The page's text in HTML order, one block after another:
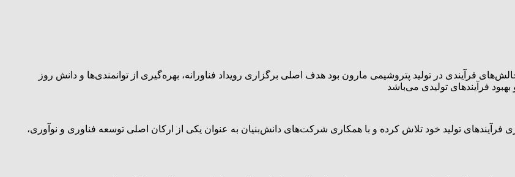
فرآیندی در تولید پتروشیمی مارون بود هدف اصلی برگزاری رویداد فناورانه، بهره‌گیری از توانمندی‌ها و دانش روز
فرآیندهای تولیدی می‌باشد
تولید خود تلاش کرده و با همکاری شرکت‌های دانش‌بنیان به عنوان یکی از ارکان اصلی توسعه فناوری و نوآوری،